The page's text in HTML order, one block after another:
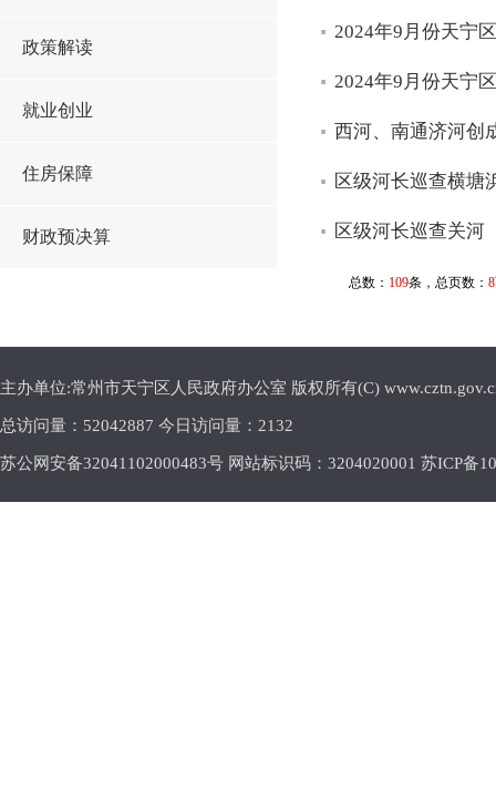
政策解读
就业创业
住房保障
财政预决算
2024年9月份天宁
2024年9月份天宁
西河、南通济河创
区级河长巡查横塘
区级河长巡查关河
总数： 109条，总页数： 8
主办单位:常州市天宁区人民政府办公室 版权所有(C)
总访问量： 52042887 今日访问量： 2132
苏公网安备32041102000483号 网站标识码：3204020001 苏ICP备